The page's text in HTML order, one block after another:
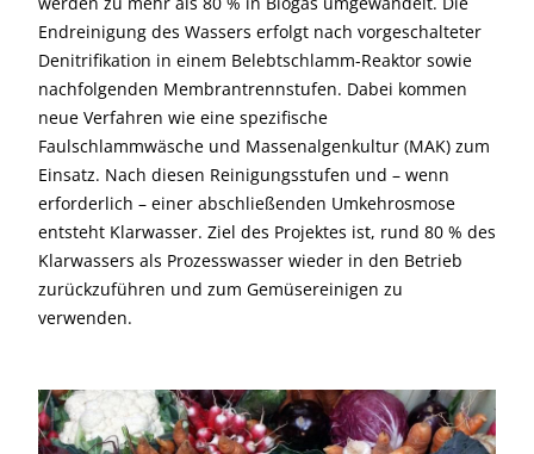
Endreinigung des Wassers erfolgt nach vorgeschalteter
Denitrifikation in einem Belebtschlamm-Reaktor sowie
nachfolgenden Membrantrennstufen. Dabei kommen
neue Verfahren wie eine spezifische
Faulschlammwäsche und Massenalgenkultur (MAK) zum
Einsatz. Nach diesen Reinigungsstufen und – wenn
erforderlich – einer abschließenden Umkehrosmose
entsteht Klarwasser. Ziel des Projektes ist, rund 80 % des
Klarwassers als Prozesswasser wieder in den Betrieb
zurückzuführen und zum Gemüsereinigen zu
verwenden.